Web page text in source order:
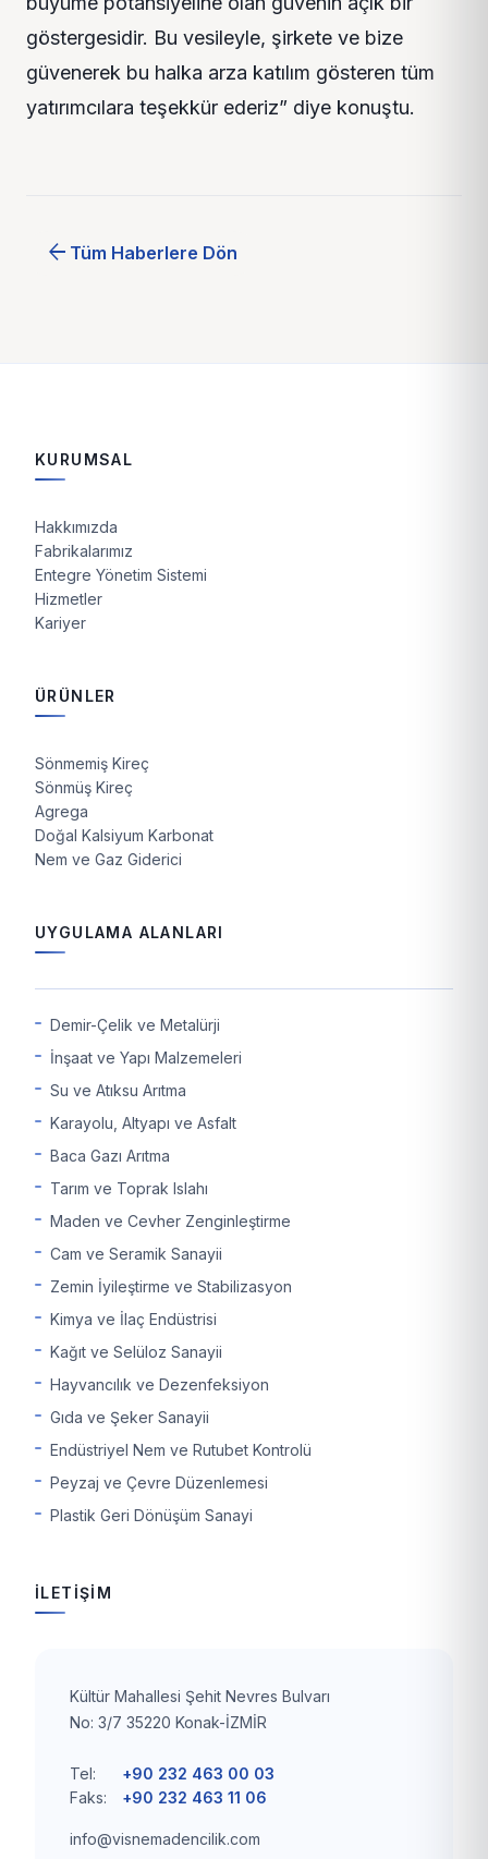
göstergesidir. Bu vesileyle, şirkete ve bize
güvenerek bu halka arza katılım gösteren tüm
yatırımcılara teşekkür ederiz” diye konuştu.
arrow_back Tüm Haberlere Dön
KURUMSAL
Hakkımızda
Fabrikalarımız
Entegre Yönetim Sistemi
Hizmetler
Kariyer
ÜRÜNLER
Sönmemiş Kireç
Sönmüş Kireç
Agrega
Doğal Kalsiyum Karbonat
Nem ve Gaz Giderici
UYGULAMA ALANLARI
Demir-Çelik ve Metalürji
İnşaat ve Yapı Malzemeleri
Su ve Atıksu Arıtma
Karayolu, Altyapı ve Asfalt
Baca Gazı Arıtma
Tarım ve Toprak Islahı
Maden ve Cevher Zenginleştirme
Cam ve Seramik Sanayii
Zemin İyileştirme ve Stabilizasyon
Kimya ve İlaç Endüstrisi
Kağıt ve Selüloz Sanayii
Hayvancılık ve Dezenfeksiyon
Gıda ve Şeker Sanayii
Endüstriyel Nem ve Rutubet Kontrolü
Peyzaj ve Çevre Düzenlemesi
Plastik Geri Dönüşüm Sanayi
İLETİŞİM
Kültür Mahallesi Şehit Nevres Bulvarı
No: 3/7 35220 Konak-İZMİR
Tel:
+90 232 463 00 03
Faks:
+90 232 463 11 06
info@visnemadencilik.com